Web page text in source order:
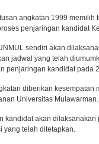
angkatan 1999 memilih
penjaringan kandidat
sendiri akan
jadwal yang telah
penjaringan kandidat pada
diberikan kesempatan
Universitas Mulawarman.
kandidat akan
yang telah ditetapkan.